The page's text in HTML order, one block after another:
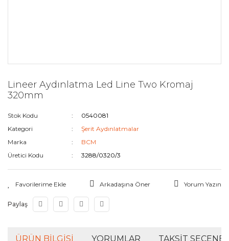
Lineer Aydınlatma Led Line Two Kromaj
320mm
Stok Kodu
0540081
Kategori
Şerit Aydınlatmalar
Marka
BCM
Üretici Kodu
3288/0320/3
Arkadaşına Öner Yorum Yazın
Paylaş
ÜRÜN BILGISI YORUMLAR TAKSIT